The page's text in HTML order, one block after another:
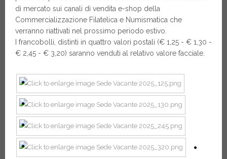
di mercato sui canali di vendita e-shop della
Commercializzazione Filatelica e Numismatica che
verranno riattivati nel prossimo periodo estivo.
I francobolli, distinti in quattro valori postali (€ 1,25 - € 1,30 -
€ 2,45 - € 3,20) saranno venduti al relativo valore facciale.